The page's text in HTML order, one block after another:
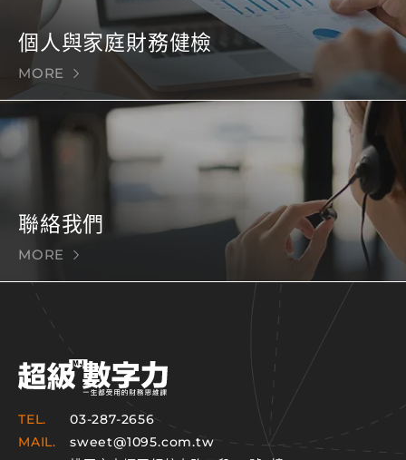
個人與家庭財務健檢
MORE
聯絡我們
MORE
TEL.
03-287-2656
MAIL.
sweet@1095.com.tw